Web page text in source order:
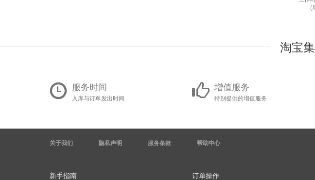
(
淘宝
服务时间
入库与订单发出时间
增值服务
特别提供的增值服务
关于我们 隐私声明 服务条款 帮助中心
新手指南 订单操作